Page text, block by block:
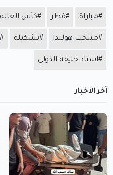
#مباراة #قطر #كأس العالم
#منتخب هولندا #تشكيلة
#استاد خليفة الدولي
آخر الأخبار